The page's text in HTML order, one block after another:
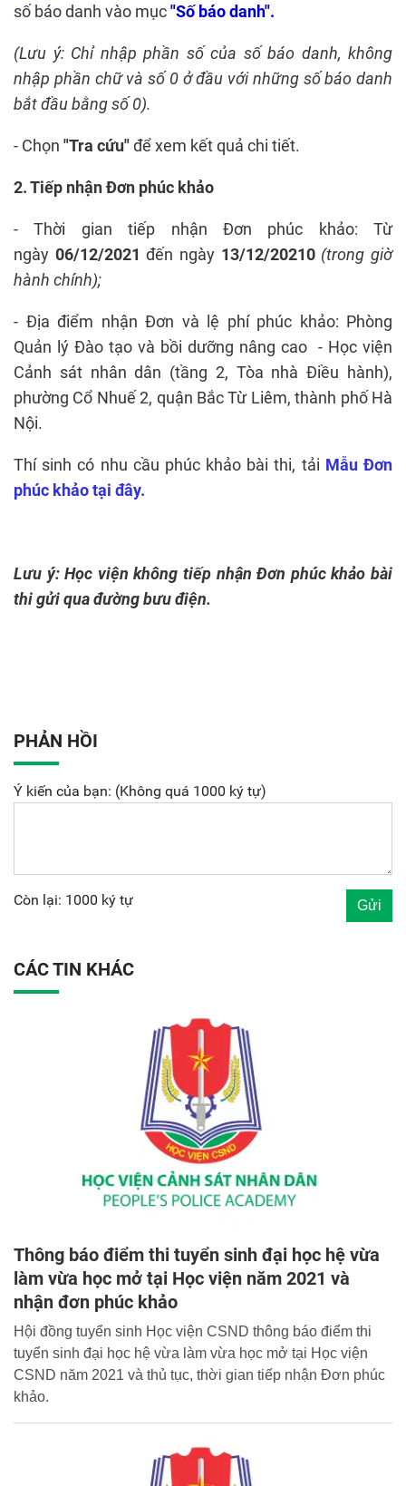
số báo danh vào mục"Số báo danh".
(Lưu ý: Chỉ nhập phần số của số báo danh, không
nhập phần chữ và số 0 ở đầu với những số báo danh
bắt đầu bằng số 0).
- Chọn "Tra cứu"để xem kết quả chi tiết.
2. Tiếp nhận Đơn phúc khảo
- Thời gian tiếp nhận Đơn phúc khảo: Từ
ngày 06/12/2021đến ngày 13/12/20210 (trong giờ
hành chính);
- Địa điểm nhận Đơn và lệ phí phúc khảo: Phòng
Quản lý Đào tạo và bồi dưỡng nâng cao - Học viện
Cảnh sát nhân dân (tầng 2, Tòa nhà Điều hành),
phường Cổ Nhuế 2, quận Bắc Từ Liêm, thành phố Hà
Nội.
Thí sinh có nhu cầu phúc khảo bài thi, tải Mẫu Đơn
phúc khảo tại đây.
Lưu ý: Học viện không tiếp nhận Đơn phúc khảo bài
thi gửi qua đường bưu điện.
PHẢN HỒI
Ý kiến của bạn: (Không quá 1000 ký tự)
Còn lại: 1000 ký tự
CÁC TIN KHÁC
Thông báo điểm thi tuyển sinh đại học hệ vừa
làm vừa học mở tại Học viện năm 2021 và
nhận đơn phúc khảo
Hội đồng tuyển sinh Học viện CSND thông báo điểm thi
tuyển sinh đại học hệ vừa làm vừa học mở tại Học viện
CSND năm 2021 và thủ tục, thời gian tiếp nhận Đơn phúc
khảo.